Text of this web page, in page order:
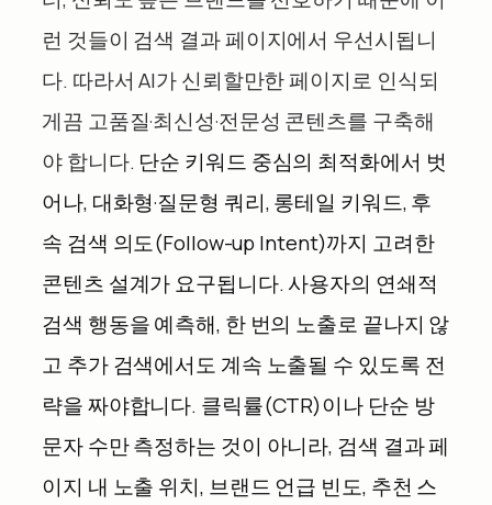
런 것들이 검색 결과 페이지에서 우선시됩니
다. 따라서 AI가 신뢰할만한 페이지로 인식되
게끔 고품질·최신성·전문성 콘텐츠를 구축해
야 합니다. 단순 키워드 중심의 최적화에서 벗
어나, 대화형·질문형 쿼리, 롱테일 키워드, 후
속 검색 의도(Follow-up Intent)까지 고려한
콘텐츠 설계가 요구됩니다. 사용자의 연쇄적
검색 행동을 예측해, 한 번의 노출로 끝나지 않
고 추가 검색에서도 계속 노출될 수 있도록 전
략을 짜야합니다. 클릭률(CTR)이나 단순 방
문자 수만 측정하는 것이 아니라, 검색 결과 페
이지 내 노출 위치, 브랜드 언급 빈도, 추천 스